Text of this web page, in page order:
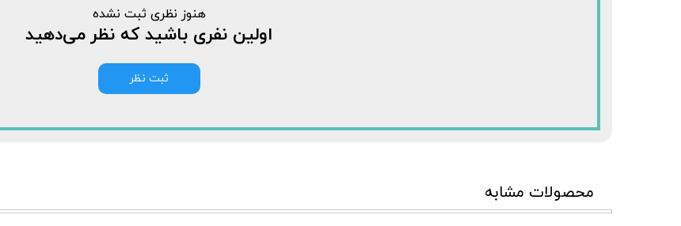
هنوز نظری ثبت نشده
اولین نفری باشید که نظر می‌دهید
ثبت نظر
محصولات مشابه